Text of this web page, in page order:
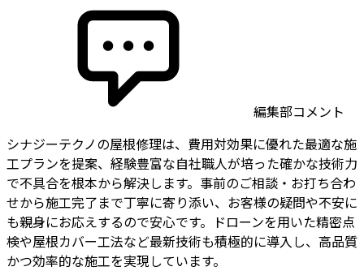
編集部コメント
シナジーテクノの屋根修理は、費用対効果に優れた最適な施
工プランを提案、経験豊富な自社職人が培った確かな技術力
で不具合を根本から解決します。事前のご相談・お打ち合わ
せから施工完了まで丁寧に寄り添い、お客様の疑問や不安に
も親身にお応えするので安心です。ドローンを用いた精密点
検や屋根カバー工法など最新技術も積極的に導入し、高品質
かつ効率的な施工を実現しています。